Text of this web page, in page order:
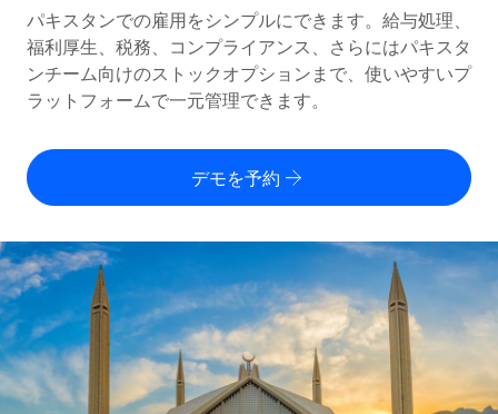
グローバル給与処理
コンプライアンス対応の給与処理を手軽に
Employer of Record（EOR）
グローバル展開をコストをかけずに実現
Contractor of Record
世界中の契約社員と法令を遵守して契約
世界中の契約社員をオンボーディングし、管理
PEO
複雑な雇用関連業務を外部委託
インフラ
各国の制度に対応
国別ガイド
/国別のグローバル雇用支援を検索する
Remoteを他社と比較
成長の段階
スタートアップ
成長中の企業向けのアジャイルなグローバルHR・給与処理ソ
リューション
リソース
ツールと計算ツール
従業員コスト計算ツール
契約社員の報酬計算ツール
グローバルな契約社員向けに、通貨オプションと支払スピー
ドを確認する
REMOTEで学習
価格
English
Nederlands
Français
Deutsch
ログイン
パキスタンでの雇用をシンプルにできます。給与処理、
福利厚生、税務、コンプライアンス、さらにはパキスタ
ンチーム向けのストックオプションまで、使いやすいプ
ラットフォームで一元管理できます。
デモを予約